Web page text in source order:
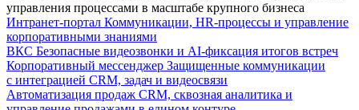
управления процессами в масштабе крупного бизнеса
Интранет-портал Коммуникации, HR-процессы и управление
корпоративными знаниями
ВКС Безопасные видеозвонки и AI-фиксация итогов встреч
Корпоративный мессенджер Защищенные коммуникации
с интеграцией CRM, задач и видеосвязи
Автоматизация продаж CRM, сквозная аналитика и